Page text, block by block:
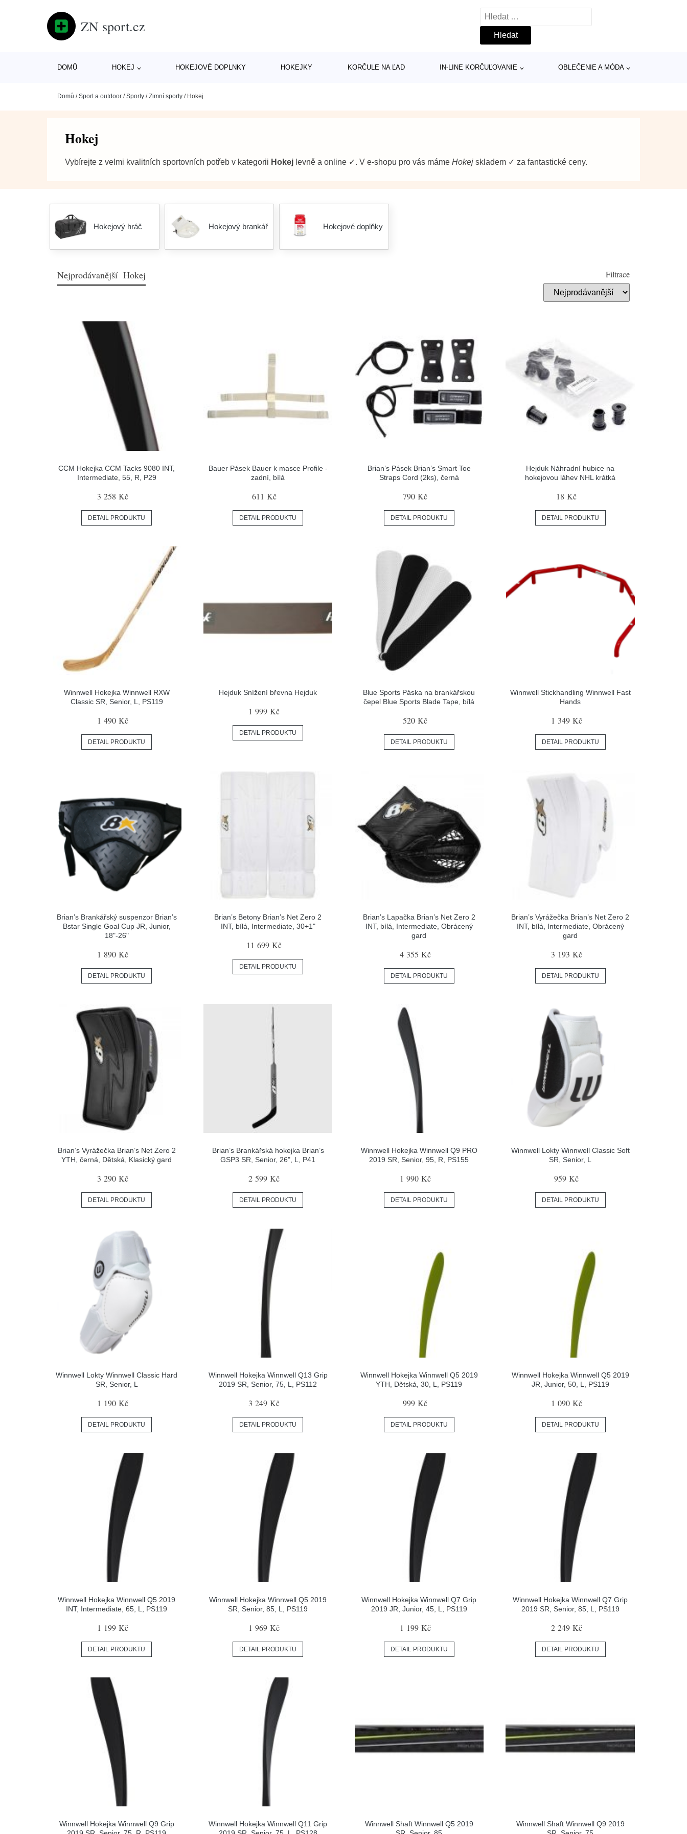
ZN sport.cz
Vyhledávání
DOMŮ HOKEJ HOKEJOVÉ DOPLNKY HOKEJKY KORČULE NA ĽAD IN-LINE KORČUĽOVANIE OBLEČENIE A MÓDA
Domů /Sport a outdoor /Sporty /Zimní sporty / Hokej
Hokej
Vybírejte z velmi kvalitních sportovních potřeb v kategorii Hokej levně a online ✓. V e-shopu pro vás máme Hokej skladem ✓ za fantastické ceny.
Hokejový hráč Hokejový brankář Hokejové doplňky
Nejprodávanější Hokej Filtrace
CCM Hokejka CCM Tacks 9080 INT,
Intermediate, 55, R, P29
3 258 Kč
DETAIL PRODUKTU
Bauer Pásek Bauer k masce Profile -
zadní, bílá
611 Kč
DETAIL PRODUKTU
Brian’s Pásek Brian’s Smart Toe
Straps Cord (2ks), černá
790 Kč
DETAIL PRODUKTU
Hejduk Náhradní hubice na
hokejovou láhev NHL krátká
18 Kč
DETAIL PRODUKTU
Winnwell Hokejka Winnwell RXW
Classic SR, Senior, L, PS119
1 490 Kč
DETAIL PRODUKTU
Hejduk Snížení břevna Hejduk
1 999 Kč
DETAIL PRODUKTU
Blue Sports Páska na brankářskou
čepel Blue Sports Blade Tape, bílá
520 Kč
DETAIL PRODUKTU
Winnwell Stickhandling Winnwell Fast
Hands
1 349 Kč
DETAIL PRODUKTU
Brian’s Brankářský suspenzor Brian’s
Bstar Single Goal Cup JR, Junior,
18"-26"
1 890 Kč
DETAIL PRODUKTU
Brian’s Betony Brian’s Net Zero 2
INT, bílá, Intermediate, 30+1"
11 699 Kč
DETAIL PRODUKTU
Brian’s Lapačka Brian’s Net Zero 2
INT, bílá, Intermediate, Obrácený
gard
4 355 Kč
DETAIL PRODUKTU
Brian’s Vyrážečka Brian’s Net Zero 2
INT, bílá, Intermediate, Obrácený
gard
3 193 Kč
DETAIL PRODUKTU
Brian’s Vyrážečka Brian’s Net Zero 2
YTH, černá, Dětská, Klasický gard
3 290 Kč
DETAIL PRODUKTU
Brian’s Brankářská hokejka Brian’s
GSP3 SR, Senior, 26", L, P41
2 599 Kč
DETAIL PRODUKTU
Winnwell Hokejka Winnwell Q9 PRO
2019 SR, Senior, 95, R, PS155
1 990 Kč
DETAIL PRODUKTU
Winnwell Lokty Winnwell Classic Soft
SR, Senior, L
959 Kč
DETAIL PRODUKTU
Winnwell Lokty Winnwell Classic Hard
SR, Senior, L
1 190 Kč
DETAIL PRODUKTU
Winnwell Hokejka Winnwell Q13 Grip
2019 SR, Senior, 75, L, PS112
3 249 Kč
DETAIL PRODUKTU
Winnwell Hokejka Winnwell Q5 2019
YTH, Dětská, 30, L, PS119
999 Kč
DETAIL PRODUKTU
Winnwell Hokejka Winnwell Q5 2019
JR, Junior, 50, L, PS119
1 090 Kč
DETAIL PRODUKTU
Winnwell Hokejka Winnwell Q5 2019
INT, Intermediate, 65, L, PS119
1 199 Kč
DETAIL PRODUKTU
Winnwell Hokejka Winnwell Q5 2019
SR, Senior, 85, L, PS119
1 969 Kč
DETAIL PRODUKTU
Winnwell Hokejka Winnwell Q7 Grip
2019 JR, Junior, 45, L, PS119
1 199 Kč
DETAIL PRODUKTU
Winnwell Hokejka Winnwell Q7 Grip
2019 SR, Senior, 85, L, PS119
2 249 Kč
DETAIL PRODUKTU
Winnwell Hokejka Winnwell Q9 Grip
Winnwell Hokejka Winnwell Q11 Grip
Winnwell Shaft Winnwell Q5 2019
Winnwell Shaft Winnwell Q9 2019